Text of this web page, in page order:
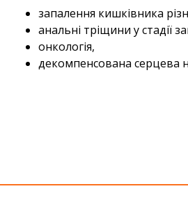
запалення кишківника
анальні тріщини у стадії
онкологія,
декомпенсована серцева